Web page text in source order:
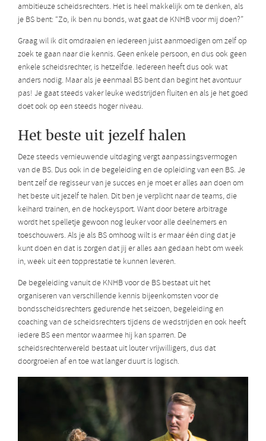
ambitieuze scheidsrechters. Het is heel makkelijk om te denken, als
je BS bent: “Zo, ik ben nu bonds, wat gaat de KNHB voor mij doen?”
Graag wil ik dit omdraaien en iedereen juist aanmoedigen om zelf op
zoek te gaan naar die kennis. Geen enkele persoon, en dus ook geen
enkele scheidsrechter, is hetzelfde. Iedereen heeft dus ook wat
anders nodig. Maar als je eenmaal BS bent dan begint het avontuur
pas! Je gaat steeds vaker leuke wedstrijden fluiten en als je het goed
doet ook op een steeds hoger niveau.
Het beste uit jezelf halen
Deze steeds vernieuwende uitdaging vergt aanpassingsvermogen
van de BS. Dus ook in de begeleiding en de opleiding van een BS. Je
bent zelf de regisseur van je succes en je moet er alles aan doen om
het beste uit jezelf te halen. Dit ben je verplicht naar de teams, die
keihard trainen, en de hockeysport. Want door betere arbitrage
wordt het spelletje gewoon nog leuker voor alle deelnemers en
toeschouwers. Als je als BS omhoog wilt is er maar één ding dat je
kunt doen en dat is zorgen dat jij er alles aan gedaan hebt om week
in, week uit een topprestatie te kunnen leveren.
De begeleiding vanuit de KNHB voor de BS bestaat uit het
organiseren van verschillende kennis bijeenkomsten voor de
bondsscheidsrechters gedurende het seizoen, begeleiding en
coaching van de scheidsrechters tijdens de wedstrijden en ook heeft
iedere BS een mentor waarmee hij kan sparren. De
scheidsrechterwereld bestaat uit louter vrijwilligers, dus dat
doorgroeien af en toe wat langer duurt is logisch.